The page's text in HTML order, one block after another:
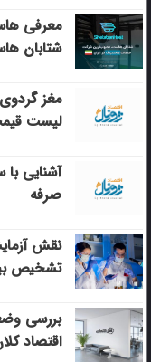
معرفی
شتابان
مغز
لیست
آشنایی
صرفه
نقش
تشخیص
بررسی
اقتصاد